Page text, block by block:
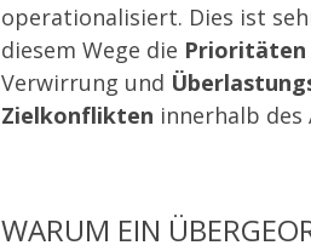
operationalisiert. Dies ist
diesem Wege die Prioritäten
Verwirrung und
Zielkonflikten innerhalb des
WARUM EIN